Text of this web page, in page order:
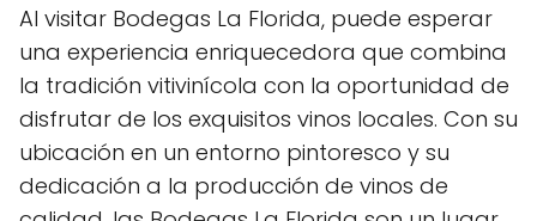
Al visitar Bodegas La Florida, puede esperar
una experiencia enriquecedora que combina
la tradición vitivinícola con la oportunidad de
disfrutar de los exquisitos vinos locales. Con su
ubicación en un entorno pintoresco y su
dedicación a la producción de vinos de